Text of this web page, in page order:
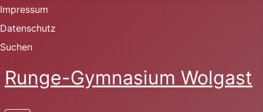
Impressum
Datenschutz
Suchen
Runge-Gymnasium Wolgast